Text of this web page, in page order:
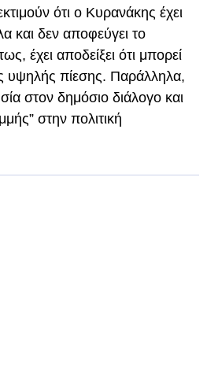
ότι ο Κυρανάκης έχει
και δεν αποφεύγει το
έχει αποδείξει ότι μπορεί
υψηλής πίεσης. Παράλληλα,
στον δημόσιο διάλογο και
στην πολιτική